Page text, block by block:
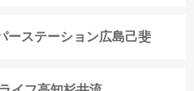
ーステーション広島己斐